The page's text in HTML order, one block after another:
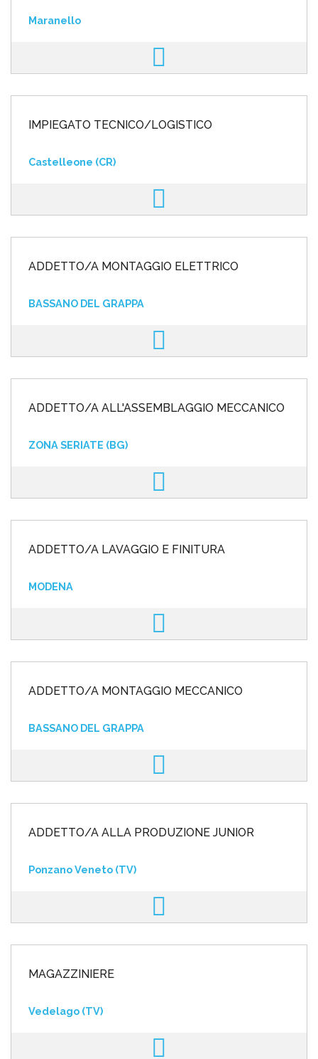
Maranello
IMPIEGATO TECNICO/LOGISTICO
Castelleone (CR)
ADDETTO/A MONTAGGIO ELETTRICO
BASSANO DEL GRAPPA
ADDETTO/A ALL'ASSEMBLAGGIO MECCANICO
ZONA SERIATE (BG)
ADDETTO/A LAVAGGIO E FINITURA
MODENA
ADDETTO/A MONTAGGIO MECCANICO
BASSANO DEL GRAPPA
ADDETTO/A ALLA PRODUZIONE JUNIOR
Ponzano Veneto (TV)
MAGAZZINIERE
Vedelago (TV)